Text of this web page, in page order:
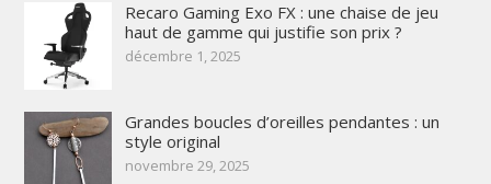
Recaro Gaming Exo FX : une chaise de jeu
haut de gamme qui justifie son prix ?
décembre 1, 2025
Grandes boucles d’oreilles pendantes : un
style original
novembre 29, 2025